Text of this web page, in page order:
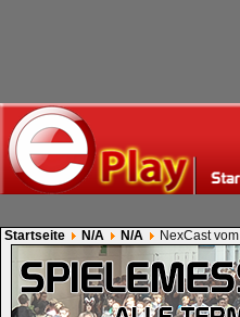
Startseite N/A N/A NexCast